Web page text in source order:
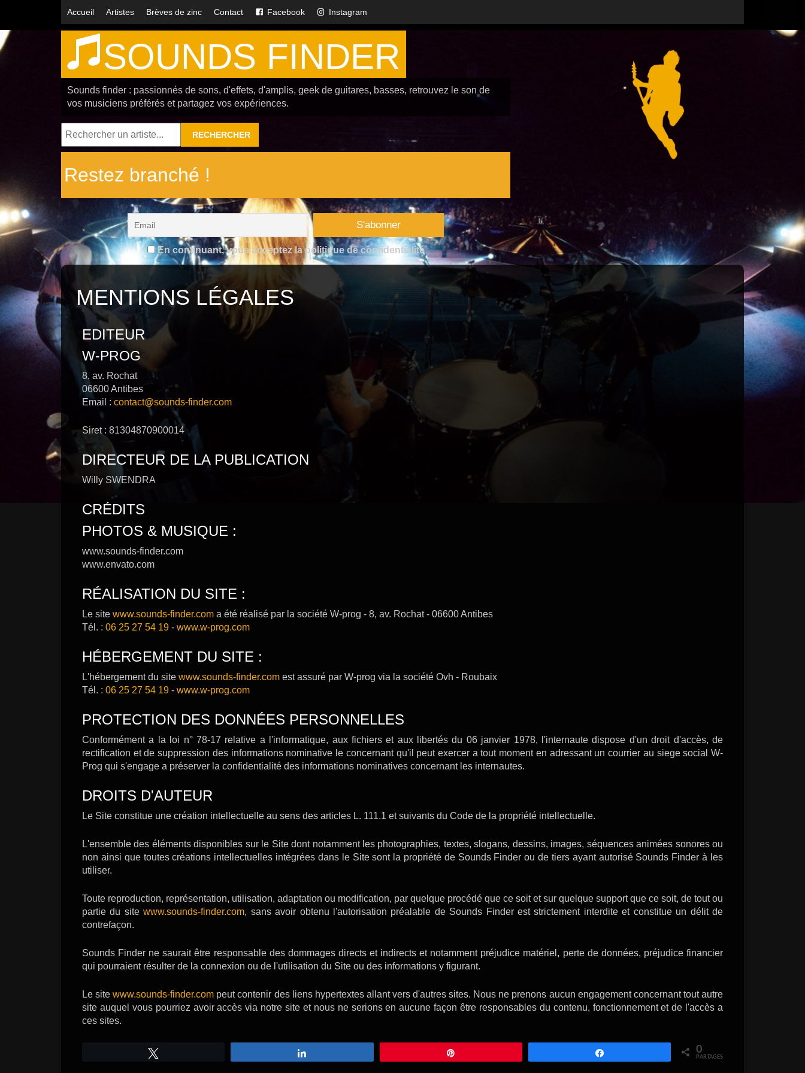
Accueil Artistes Brèves de zinc Contact Facebook Instagram
SOUNDS FINDER
Sounds finder : passionnés de sons, d'effets, d'amplis, geek de guitares, basses, retrouvez le son de
vos musiciens préférés et partagez vos expériences.
RECHERCHER
Restez branché !
En continuant, vous acceptez la politique de confidentialité
MENTIONS LÉGALES
EDITEUR
W-PROG
8, av. Rochat
06600 Antibes
Email : contact@sounds-finder.com
Siret : 81304870900014
DIRECTEUR DE LA PUBLICATION
Willy SWENDRA
CRÉDITS
PHOTOS & MUSIQUE :
www.sounds-finder.com
www.envato.com
RÉALISATION DU SITE :
Le site www.sounds-finder.com a été réalisé par la société W-prog - 8, av. Rochat - 06600 Antibes
Tél. : 06 25 27 54 19 - www.w-prog.com
HÉBERGEMENT DU SITE :
L'hébergement du site www.sounds-finder.com est assuré par W-prog via la société Ovh - Roubaix
Tél. : 06 25 27 54 19 - www.w-prog.com
PROTECTION DES DONNÉES PERSONNELLES
Conformément a la loi n° 78-17 relative a l'informatique, aux fichiers et aux libertés du 06 janvier 1978, l'internaute dispose d'un droit d'accès, de
rectification et de suppression des informations nominative le concernant qu'il peut exercer a tout moment en adressant un courrier au siege social W-
Prog qui s'engage a préserver la confidentialité des informations nominatives concernant les internautes.
DROITS D'AUTEUR
Le Site constitue une création intellectuelle au sens des articles L. 111.1 et suivants du Code de la propriété intellectuelle.
L'ensemble des éléments disponibles sur le Site dont notamment les photographies, textes, slogans, dessins, images, séquences animées sonores ou
non ainsi que toutes créations intellectuelles intégrées dans le Site sont la propriété de Sounds Finder ou de tiers ayant autorisé Sounds Finder à les
utiliser.
Toute reproduction, représentation, utilisation, adaptation ou modification, par quelque procédé que ce soit et sur quelque support que ce soit, de tout ou
partie du sitewww.sounds-finder.com, sans avoir obtenu l'autorisation préalable de Sounds Finder est strictement interdite et constitue un délit de
contrefaçon.
Sounds Finder ne saurait être responsable des dommages directs et indirects et notamment préjudice matériel, perte de données, préjudice financier
qui pourraient résulter de la connexion ou de l'utilisation du Site ou des informations y figurant.
Le sitewww.sounds-finder.com peut contenir des liens hypertextes allant vers d'autres sites. Nous ne prenons aucun engagement concernant tout autre
site auquel vous pourriez avoir accès via notre site et nous ne serions en aucune façon être responsables du contenu, fonctionnement et de l'accès a
ces sites.
0
PARTAGES